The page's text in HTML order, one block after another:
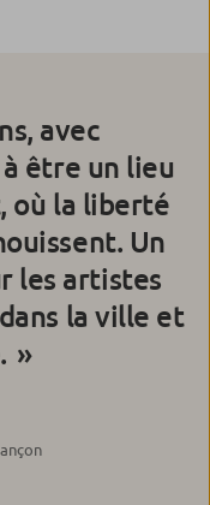
avec
être un lieu
où la liberté
Un
les artistes
la ville et